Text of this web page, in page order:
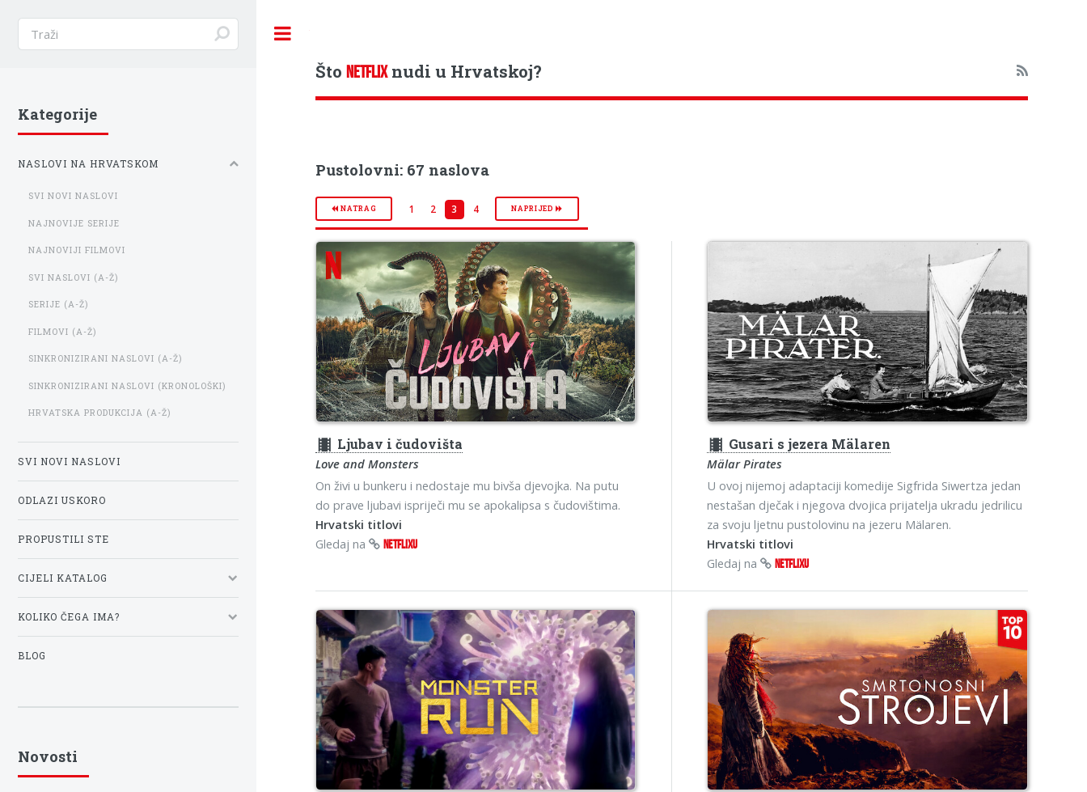
ŠtoNETFLIXnudi u Hrvatskoj?
Pustolovni: 67 naslova
NATRAG 1 2 3 4 NAPRIJED
theaters Ljubav i čudovišta
Love and Monsters
On živi u bunkeru i nedostaje mu bivša djevojka. Na putu
do prave ljubavi ispriječi mu se apokalipsa s čudovištima.
Hrvatski titlovi
Gledaj na
NETFLIXU
theaters Gusari s jezera Mälaren
Mälar Pirates
U ovoj nijemoj adaptaciji komedije Sigfrida Siwertza jedan
nestašan dječak i njegova dvojica prijatelja ukradu jedrilicu
za svoju ljetnu pustolovinu na jezeru Mälaren.
Hrvatski titlovi
Gledaj na
NETFLIXU
Kategorije
NASLOVI NA HRVATSKOM
SVI NOVI NASLOVI
NAJNOVIJE SERIJE
NAJNOVIJI FILMOVI
SVI NASLOVI (A-Ž)
SERIJE (A-Ž)
FILMOVI (A-Ž)
SINKRONIZIRANI NASLOVI (A-Ž)
SINKRONIZIRANI NASLOVI (KRONOLOŠKI)
HRVATSKA PRODUKCIJA (A-Ž)
SVI NOVI NASLOVI
ODLAZI USKORO
PROPUSTILI STE
CIJELI KATALOG
KOLIKO ČEGA IMA?
BLOG
Novosti
Toggle